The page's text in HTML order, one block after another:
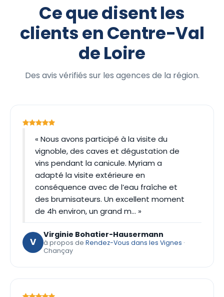
Ce que disent les
clients en Centre-Val
de Loire
Des avis vérifiés sur les agences de la région.
« Nous avons participé à la visite du
vignoble, des caves et dégustation de
vins pendant la canicule. Myriam a
adapté la visite extérieure en
conséquence avec de l’eau fraîche et
des brumisateurs. Un excellent moment
de 4h environ, un grand m… »
V
Virginie Bohatier-Hausermann
à propos de Rendez-Vous dans les Vignes ·
Chançay